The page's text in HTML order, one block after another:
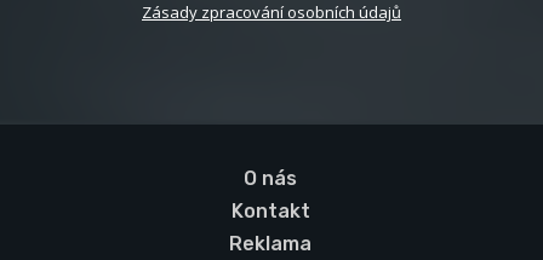
Zásady zpracování osobních údajů
O nás
Kontakt
Reklama